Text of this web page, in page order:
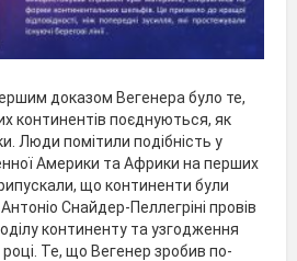
доказом Вегенера було те,
континентів поєднуються, як
Люди помітили подібність у
Америки та Африки на перших
що континенти були
Снайдер-Пеллегріні провів
континенту та узгодження
Те, що Вегенер зробив по-